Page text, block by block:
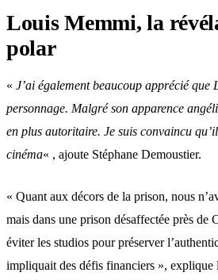
Louis Memmi, la
polar
« J’ai également beaucoup apprécié que
personnage. Malgré son apparence
en plus autoritaire. Je suis convaincu
cinéma« , ajoute Stéphane Demoustier.
« Quant aux décors de la prison, nous
mais dans une prison désaffectée près de
éviter les studios pour préserver
impliquait des défis financiers », explique